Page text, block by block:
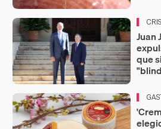
Juan
que